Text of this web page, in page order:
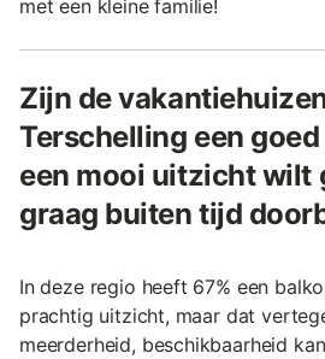
met een kleine familie!
Zijn de
Terschelling een
een mooi uitzicht wilt
graag buiten tijd
In deze regio heeft 67% een
prachtig uitzicht, maar dat
meerderheid, beschikbaarheid